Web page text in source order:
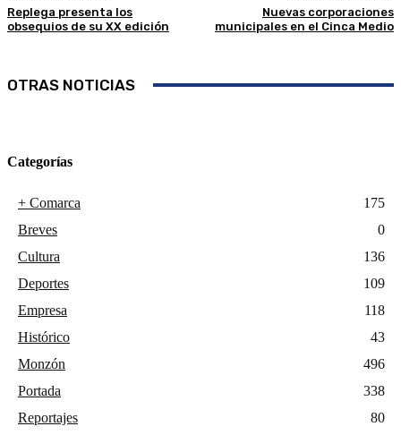
Replega presenta los
obsequios de su XX edición
Nuevas corporaciones
municipales en el Cinca Medio
OTRAS NOTICIAS
Categorías
+ Comarca
175
Breves
0
Cultura
136
Deportes
109
Empresa
118
Histórico
43
Monzón
496
Portada
338
Reportajes
80